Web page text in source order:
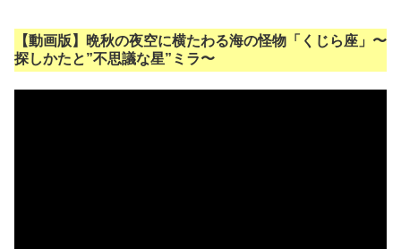
【動画版】晩秋の夜空に横たわる海の怪物「くじら座」〜
探しかたと”不思議な星”ミラ〜